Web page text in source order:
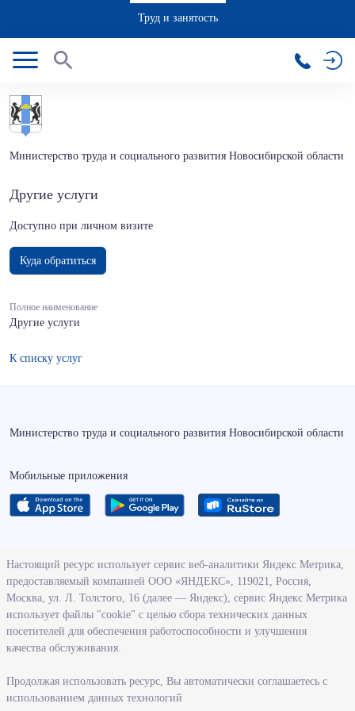
Труд и занятость
Министерство труда и социального развития Новосибирской области
Другие услуги
Доступно при личном визите
Куда обратиться
Полное наименование
Другие услуги
К списку услуг
Министерство труда и социального развития Новосибирской области
Мобильные приложения
О ведомстве
Деятельность министерства труда и социального развития
Новосибирской области
Контрольно-надзорная деятельность министерства
Государственные программы, реализуемые министерством
Службы и учреждения, подведомственные министерству
Поступление на государственную гражданскую службу
Настоящий ресурс использует сервис веб-аналитики Яндекс Метрика,
предоставляемый компанией ООО «ЯНДЕКС», 119021, Россия,
Москва, ул. Л. Толстого, 16 (далее — Яндекс), сервис Яндекс Метрика
использует файлы "cookie" с целью сбора технических данных
посетителей для обеспечения работоспособности и улучшения
качества обслуживания.
Продолжая использовать ресурс, Вы автоматически соглашаетесь с
использованием данных технологий